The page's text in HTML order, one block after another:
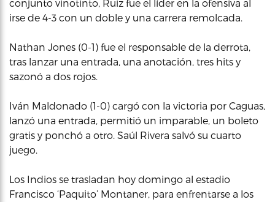
conjunto vinotinto, Ruiz fue el líder en la ofensiva al
irse de 4-3 con un doble y una carrera remolcada.
Nathan Jones (0-1) fue el responsable de la derrota,
tras lanzar una entrada, una anotación, tres hits y
sazonó a dos rojos.
Iván Maldonado (1-0) cargó con la victoria por Caguas,
lanzó una entrada, permitió un imparable, un boleto
gratis y ponchó a otro. Saúl Rivera salvó su cuarto
juego.
Los Indios se trasladan hoy domingo al estadio
Francisco ‘Paquito’ Montaner, para enfrentarse a los